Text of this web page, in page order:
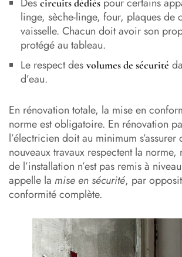
circuits dédiés
linge, sèche-linge, four, plaques de
vaisselle. Chacun doit avoir son
protégé au tableau.
Le respect des volumes de sécurité
d’eau.
En rénovation totale, la mise en
norme est obligatoire. En rénovation
l’électricien doit au minimum s’assurer
nouveaux travaux respectent la norme,
de l’installation n’est pas remis à
appelle la mise en sécurité, par
conformité complète.